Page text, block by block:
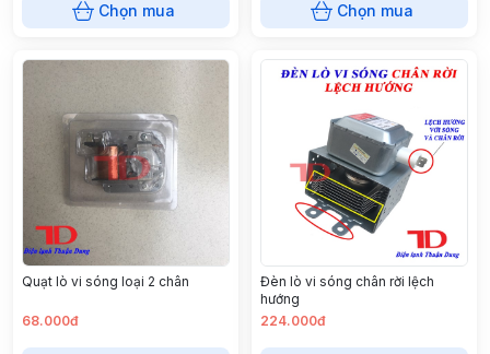
Chọn mua Chọn mua
Quạt lò vi sóng loại 2 chân
68.000đ
Đèn lò vi sóng chân rời lệch
hướng
224.000đ